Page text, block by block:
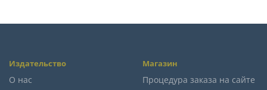
Издательство
О нас
Магазин
Процедура заказа на сайте